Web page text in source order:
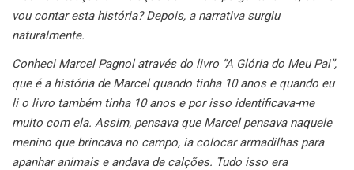
vou contar esta história? Depois, a narrativa surgiu
naturalmente.
Conheci Marcel Pagnol através do livro “A Glória do Meu Pai”,
que é a história de Marcel quando tinha 10 anos e quando eu
li o livro também tinha 10 anos e por isso identificava-me
muito com ela. Assim, pensava que Marcel pensava naquele
menino que brincava no campo, ia colocar armadilhas para
apanhar animais e andava de calções. Tudo isso era